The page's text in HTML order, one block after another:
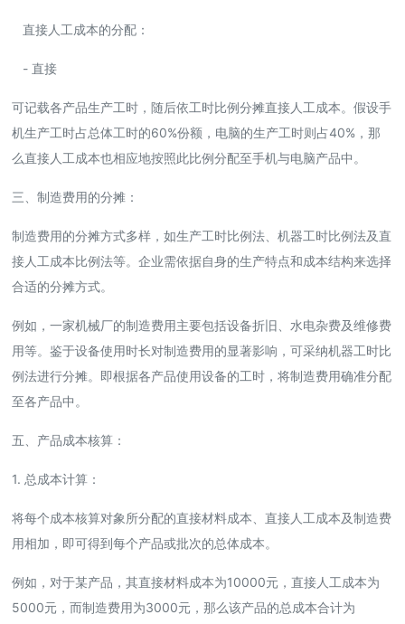
直接人工成本的分配：
- 直接
可记载各产品生产工时，随后依工时比例分摊直接人工成本。假设手
机生产工时占总体工时的60%份额，电脑的生产工时则占40%，那
么直接人工成本也相应地按照此比例分配至手机与电脑产品中。
三、制造费用的分摊：
制造费用的分摊方式多样，如生产工时比例法、机器工时比例法及直
接人工成本比例法等。企业需依据自身的生产特点和成本结构来选择
合适的分摊方式。
例如，一家机械厂的制造费用主要包括设备折旧、水电杂费及维修费
用等。鉴于设备使用时长对制造费用的显著影响，可采纳机器工时比
例法进行分摊。即根据各产品使用设备的工时，将制造费用确准分配
至各产品中。
五、产品成本核算：
1. 总成本计算：
将每个成本核算对象所分配的直接材料成本、直接人工成本及制造费
用相加，即可得到每个产品或批次的总体成本。
例如，对于某产品，其直接材料成本为10000元，直接人工成本为
5000元，而制造费用为3000元，那么该产品的总成本合计为